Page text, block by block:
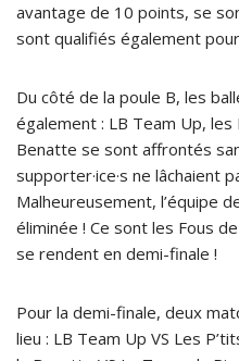
avantage de 10 points, se
sont qualifiés également
Du côté de la poule B, les
également : LB Team Up,
Benatte se sont affrontés
supporter·ice·s ne lâchaient
Malheureusement, l’équipe
éliminée ! Ce sont les Fous
se rendent en demi-finale !
Pour la demi-finale, deux
lieu : LB Team Up VS Les